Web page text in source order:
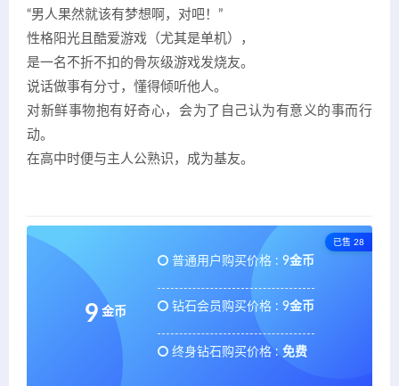
“男人果然就该有梦想啊，对吧！”
性格阳光且酷爱游戏（尤其是单机），
是一名不折不扣的骨灰级游戏发烧友。
说话做事有分寸，懂得倾听他人。
对新鲜事物抱有好奇心，会为了自己认为有意义的事而行
动。
在高中时便与主人公熟识，成为基友。
已售 28
9 金币
普通用户购买价格 : 9金币
钻石会员购买价格 : 9金币
终身钻石购买价格 : 免费